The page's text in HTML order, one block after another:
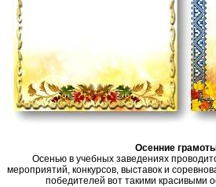
Осенние
Осенью в учебных заведениях
мероприятий, конкурсов, выставок и
победителей вот такими красивыми